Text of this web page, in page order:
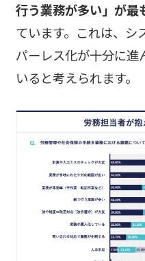
行う業務が多い」が最
ています。これは、シ
パーレス化が十分に進
いると考えられます。